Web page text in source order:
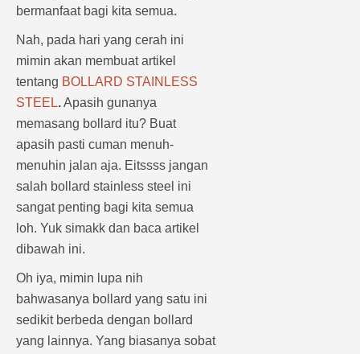
bermanfaat bagi kita semua.
Nah, pada hari yang cerah ini
mimin akan membuat artikel
tentang BOLLARD STAINLESS
STEEL.Apasih gunanya
memasang bollard itu? Buat
apasih pasti cuman menuh-
menuhin jalan aja. Eitssss jangan
salah bollard stainless steel ini
sangat penting bagi kita semua
loh. Yuk simakk dan baca artikel
dibawah ini.
Oh iya, mimin lupa nih
bahwasanya bollard yang satu ini
sedikit berbeda dengan bollard
yang lainnya. Yang biasanya sobat